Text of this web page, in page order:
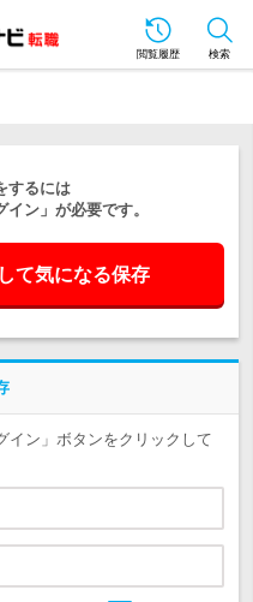
閲覧履歴 検索
するには
イン」が必要です。
て気になる保存
イン」ボタンをクリックして